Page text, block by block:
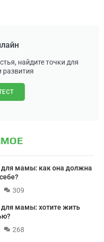
найдите точки для
развития
для мамы: как она должна
309
для мамы: хотите жить
268